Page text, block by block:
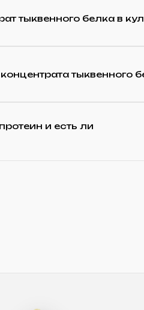
тыквенного белка в
тыквенного
и есть ли